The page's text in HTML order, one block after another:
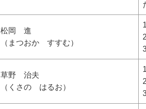
松岡 進
（まつおか すすむ）
草野 治夫
（くさの はるお）